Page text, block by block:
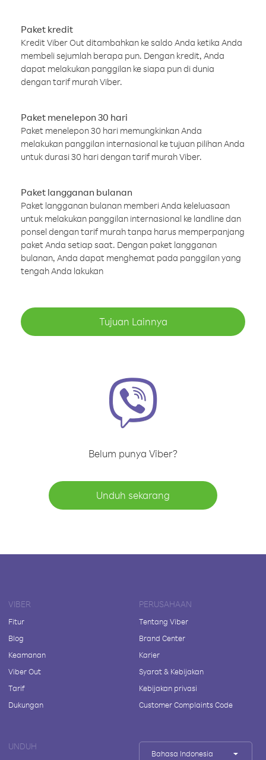
Paket kredit
Kredit Viber Out ditambahkan ke saldo Anda ketika Anda
membeli sejumlah berapa pun. Dengan kredit, Anda
dapat melakukan panggilan ke siapa pun di dunia
dengan tarif murah Viber.
Paket menelepon 30 hari
Paket menelepon 30 hari memungkinkan Anda
melakukan panggilan internasional ke tujuan pilihan Anda
untuk durasi 30 hari dengan tarif murah Viber.
Paket langganan bulanan
Paket langganan bulanan memberi Anda keleluasaan
untuk melakukan panggilan internasional ke landline dan
ponsel dengan tarif murah tanpa harus memperpanjang
paket Anda setiap saat. Dengan paket langganan
bulanan, Anda dapat menghemat pada panggilan yang
tengah Anda lakukan
Tujuan Lainnya
Belum punya Viber?
Unduh sekarang
VIBER
Fitur
Blog
Keamanan
Viber Out
Tarif
Dukungan
PERUSAHAAN
Tentang Viber
Brand Center
Karier
Syarat & Kebijakan
Kebijakan privasi
Customer Complaints Code
UNDUH
Bahasa Indonesia